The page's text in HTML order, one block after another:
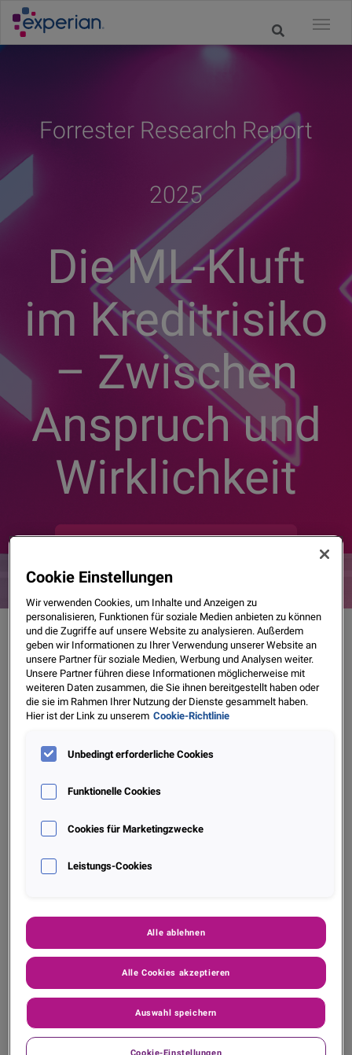
Forrester Research Report
2025
Die ML-Kluft
im Kreditrisiko
– Zwischen
Anspruch und
Wirklichkeit
Schadeninflation & Volatilität: Das wahre Risiko
im Kfz‑Bestand
Cookie Einstellungen
Wir verwenden Cookies, um Inhalte und Anzeigen zu
personalisieren, Funktionen für soziale Medien anbieten zu können
und die Zugriffe auf unsere Website zu analysieren. Außerdem
geben wir Informationen zu Ihrer Verwendung unserer Website an
unsere Partner für soziale Medien, Werbung und Analysen weiter.
Unsere Partner führen diese Informationen möglicherweise mit
weiteren Daten zusammen, die Sie ihnen bereitgestellt haben oder
die sie im Rahmen Ihrer Nutzung der Dienste gesammelt haben.
Hier ist der Link zu unserem Cookie-Richtlinie
Unbedingt erforderliche Cookies
Funktionelle Cookies
Cookies für Marketingzwecke
Leistungs-Cookies
Alle ablehnen
Alle Cookies akzeptieren
Auswahl speichern
Cookie-Einstellungen